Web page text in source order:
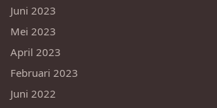
Juni 2023
Mei 2023
April 2023
Februari 2023
Juni 2022